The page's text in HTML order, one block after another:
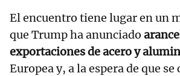
El encuentro tiene lugar en un
que Trump ha anunciado
exportaciones de acero y
Europea y, a la espera de que